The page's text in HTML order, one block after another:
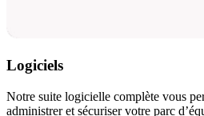
Logiciels
Notre suite logicielle complète vous
administrer et sécuriser votre parc